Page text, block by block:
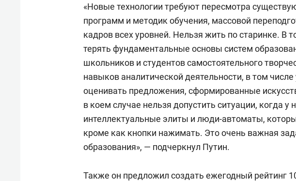
«Новые технологии требуют пересмотра
программ и методик обучения, массовой
кадров всех уровней. Нельзя жить по старинке. В
терять фундаментальные основы систем
школьников и студентов самостоятельного
навыков аналитической деятельности, в том
оценивать предложения, сформированные
в коем случае нельзя допустить ситуации, когда у
интеллектуальные элиты и люди-автоматы,
кроме как кнопки нажимать. Это очень важная
образования», — подчеркнул Путин.
Также он предложил создать ежегодный рейтинг